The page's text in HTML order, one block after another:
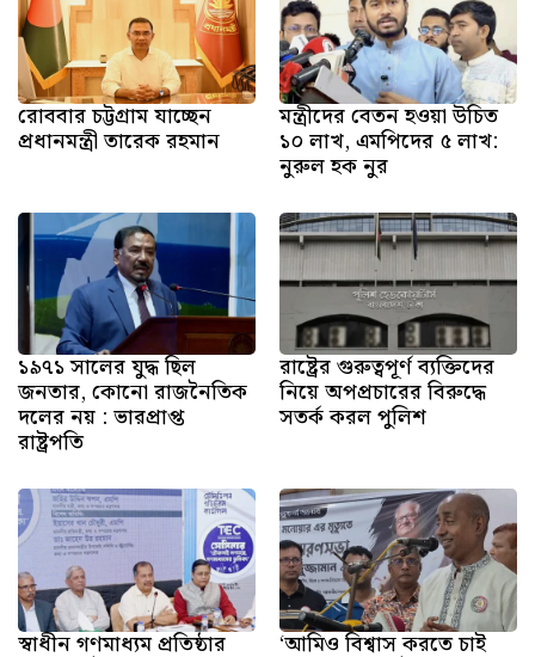
রোববার চট্টগ্রাম যাচ্ছেন
প্রধানমন্ত্রী তারেক রহমান
মন্ত্রীদের বেতন হওয়া উচিত
১০ লাখ, এমপিদের ৫ লাখ:
নুরুল হক নুর
১৯৭১ সালের যুদ্ধ ছিল
জনতার, কোনো রাজনৈতিক
দলের নয় : ভারপ্রাপ্ত
রাষ্ট্রপতি
রাষ্ট্রের গুরুত্বপূর্ণ ব্যক্তিদের
নিয়ে অপপ্রচারের বিরুদ্ধে
সতর্ক করল পুলিশ
স্বাধীন গণমাধ্যম প্রতিষ্ঠার ‘আমিও বিশ্বাস করতে চাই